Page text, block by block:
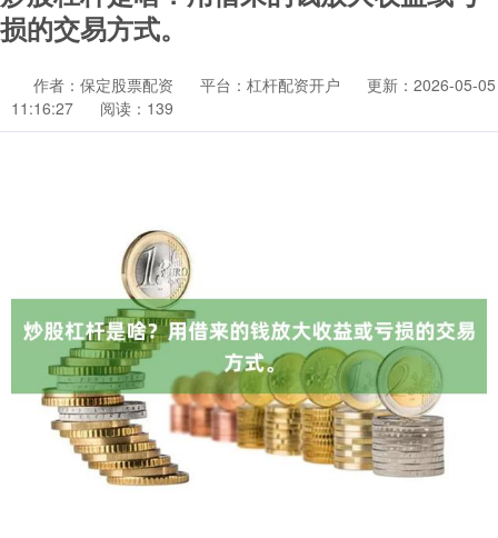
损的交易方式。
作者：保定股票配资 平台：杠杆配资开户
更新：2026-05-05
11:16:27
阅读：139